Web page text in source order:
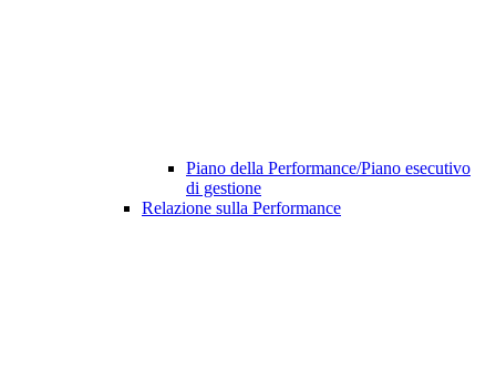
Piano della Performance/Piano esecutivo
di gestione
Relazione sulla Performance